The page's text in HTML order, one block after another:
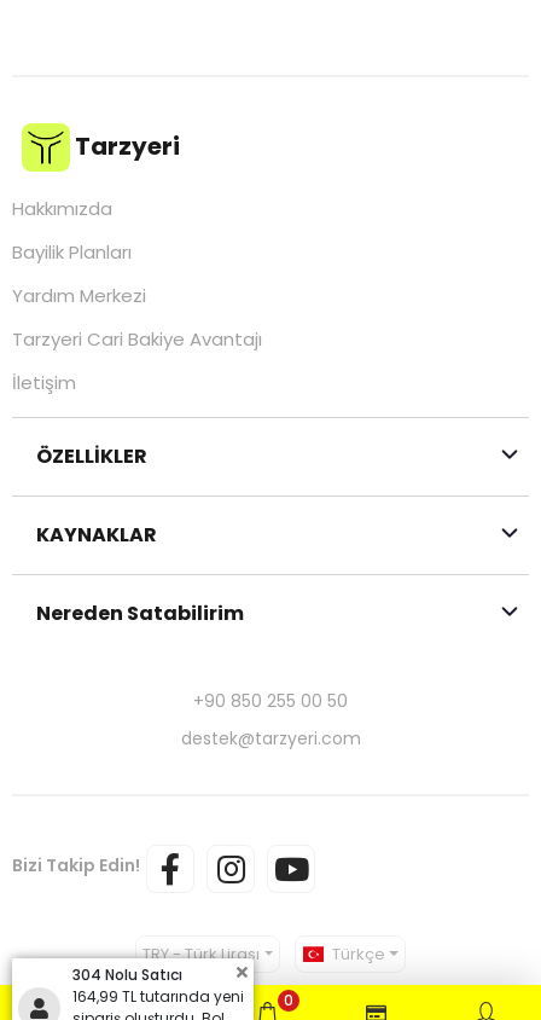
Tarzyeri
Hakkımızda
Bayilik Planları
Yardım Merkezi
Tarzyeri Cari Bakiye Avantajı
İletişim
ÖZELLİKLER
KAYNAKLAR
Nereden Satabilirim
+90 850 255 00 50
destek@tarzyeri.com
Bizi Takip Edin!
TRY - Türk Lirası Türkçe
0
304 Nolu Satıcı
164,99 TL tutarında yeni